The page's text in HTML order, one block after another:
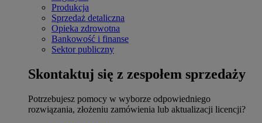
Produkcja
Sprzedaż detaliczna
Opieka zdrowotna
Bankowość i finanse
Sektor publiczny
Skontaktuj się z zespołem sprzedaży
Potrzebujesz pomocy w wyborze odpowiedniego
rozwiązania, złożeniu zamówienia lub aktualizacji licencji?